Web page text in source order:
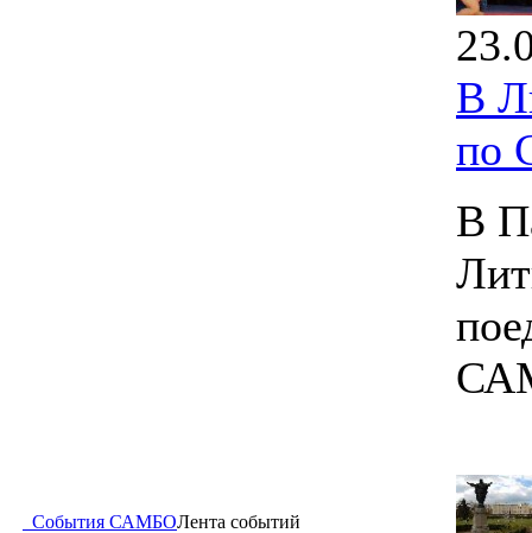
События САМБОЛента событий
В
по
В